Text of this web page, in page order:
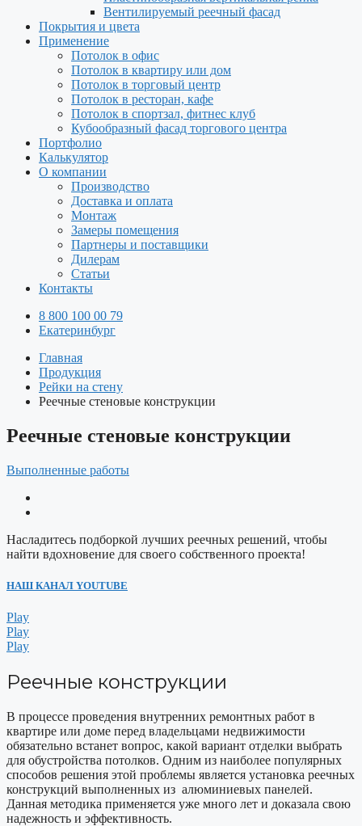
Вентилируемый реечный фасад
Покрытия и цвета
Применение
Потолок в офис
Потолок в квартиру или дом
Потолок в торговый центр
Потолок в ресторан, кафе
Потолок в спортзал, фитнес клуб
Кубообразный фасад торгового центра
Портфолио
Калькулятор
О компании
Производство
Доставка и оплата
Монтаж
Замеры помещения
Партнеры и поставщики
Дилерам
Статьи
Контакты
8 800 100 00 79
Екатеринбург
Главная
Продукция
Рейки на стену
Реечные стеновые конструкции
Реечные стеновые конструкции
Выполненные работы
Насладитесь подборкой лучших реечных решений, чтобы
найти вдохновение для своего собственного проекта!
НАШ КАНАЛ YOUTUBE
Play
Play
Play
Реечные конструкции
В процессе проведения внутренних ремонтных работ в
квартире или доме перед владельцами недвижимости
обязательно встанет вопрос, какой вариант отделки выбрать
для обустройства потолков. Одним из наиболее популярных
способов решения этой проблемы является установка реечных
конструкций выполненных из алюминиевых панелей.
Данная методика применяется уже много лет и доказала свою
надежность и эффективность.